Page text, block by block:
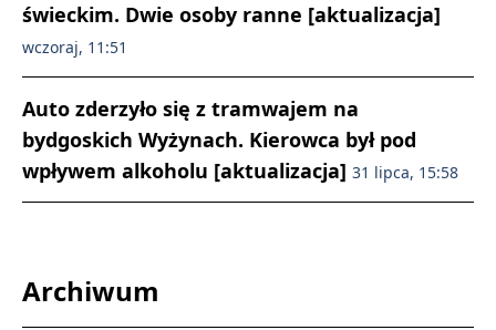
świeckim. Dwie osoby ranne [aktualizacja]
wczoraj, 11:51
Auto zderzyło się z tramwajem na
bydgoskich Wyżynach. Kierowca był pod
wpływem alkoholu [aktualizacja] 31 lipca, 15:58
Archiwum